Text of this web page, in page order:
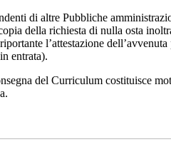
di altre Pubbliche
della richiesta di nulla osta
l’attestazione
entrata).
del Curriculum costituisce